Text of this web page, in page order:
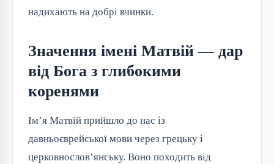
надихають на добрі вчинки.
Значення імені Матвій — дар
від Бога з глибокими
коренями
Ім’я Матвій прийшло до нас із
давньоєврейської мови через грецьку і
церковнослов’янську. Воно походить від